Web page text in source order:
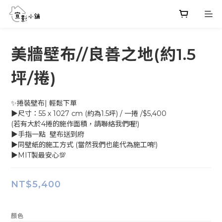
美牆壁布//良善之地(約1.5
坪/捲)
✨捲裝壁布| 輕鬆下單
▶尺寸：55 x 1027 cm (約為1.5坪) / 一捲 /$5,400
(若有大於4捲的施作面積，請聯絡我們喔!)
▶手指一點  壁布送到府
▶同壁紙的施工方式 (當然我們也能代為施工唷!)
▶MIT製最安心💯
NT$5,400
顏色